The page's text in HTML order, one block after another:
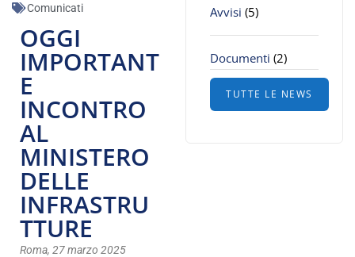
Comunicati
OGGI
IMPORTANT
E
INCONTRO
AL
MINISTERO
DELLE
INFRASTRU
TTURE
Roma, 27 marzo 2025
Avvisi (5)
Documenti (2)
TUTTE LE NEWS